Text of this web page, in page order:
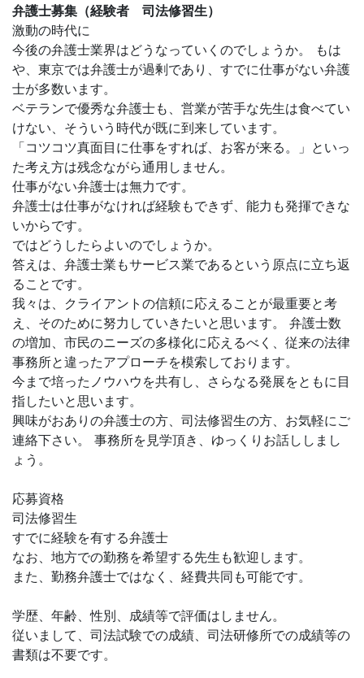
弁護士募集（経験者 司法修習生）
激動の時代に
今後の弁護士業界はどうなっていくのでしょうか。 もは
や、東京では弁護士が過剰であり、すでに仕事がない弁護
士が多数います。
ベテランで優秀な弁護士も、営業が苦手な先生は食べてい
けない、そういう時代が既に到来しています。
「コツコツ真面目に仕事をすれば、お客が来る。」といっ
た考え方は残念ながら通用しません。
仕事がない弁護士は無力です。
弁護士は仕事がなければ経験もできず、能力も発揮できな
いからです。
ではどうしたらよいのでしょうか。
答えは、弁護士業もサービス業であるという原点に立ち返
ることです。
我々は、クライアントの信頼に応えることが最重要と考
え、そのために努力していきたいと思います。 弁護士数
の増加、市民のニーズの多様化に応えるべく、従来の法律
事務所と違ったアプローチを模索しております。
今まで培ったノウハウを共有し、さらなる発展をともに目
指したいと思います。
興味がおありの弁護士の方、司法修習生の方、お気軽にご
連絡下さい。 事務所を見学頂き、ゆっくりお話ししまし
ょう。
応募資格
司法修習生
すでに経験を有する弁護士
なお、地方での勤務を希望する先生も歓迎します。
また、勤務弁護士ではなく、経費共同も可能です。
学歴、年齢、性別、成績等で評価はしません。
従いまして、司法試験での成績、司法研修所での成績等の
書類は不要です。